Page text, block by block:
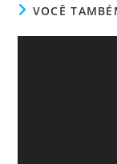
VOCÊ